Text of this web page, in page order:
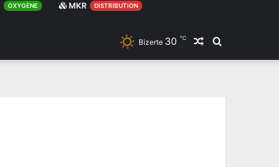
OXYGÈNE MKR DISTRIBUTION
Rechercher
Article
Bizerte 30 ℃